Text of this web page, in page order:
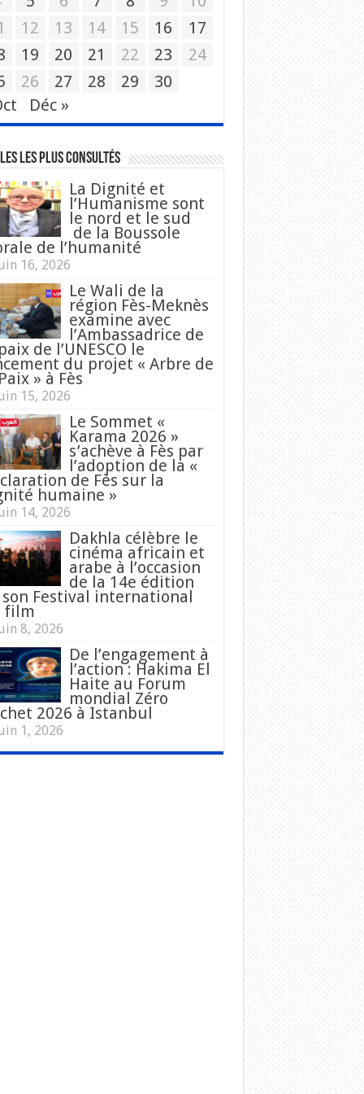
12 13 14 15 16
17
19 20 21 22 23
24
26 27 28 29
30
Déc »
les plus consultés
La Dignité et
l’Humanisme sont
le nord et le sud
de la Boussole
de l’humanité
16, 2026
Le Wali de la
région Fès-Meknès
examine avec
l’Ambassadrice de
de l’UNESCO le
du projet « Arbre de
» à Fès
15, 2026
Le Sommet «
Karama 2026 »
s’achève à Fès par
l’adoption de la «
de Fès sur la
humaine »
14, 2026
Dakhla célèbre le
cinéma africain et
arabe à l’occasion
de la 14e édition
son Festival international
film
8, 2026
De l’engagement à
l’action : Hakima El
Haite au Forum
mondial Zéro
2026 à Istanbul
1, 2026